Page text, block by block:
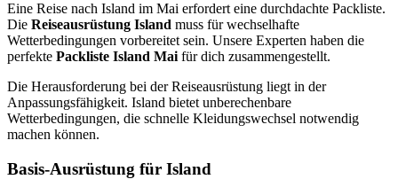
Eine Reise nach Island im Mai erfordert eine durchdachte Packliste.
Die Reiseausrüstung Island muss für wechselhafte
Wetterbedingungen vorbereitet sein. Unsere Experten haben die
perfekte Packliste Island Mai für dich zusammengestellt.
Die Herausforderung bei der Reiseausrüstung liegt in der
Anpassungsfähigkeit. Island bietet unberechenbare
Wetterbedingungen, die schnelle Kleidungswechsel notwendig
machen können.
Basis-Ausrüstung für Island